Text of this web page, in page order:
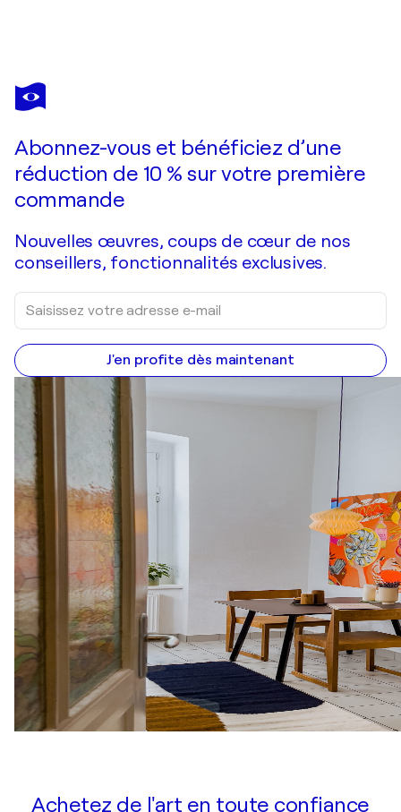
ANASTASSIA
SKOPP
Je passe commande
Abonnez-vous et bénéficiez d’une
réduction de 10 % sur votre première
commande
Nouvelles œuvres, coups de cœur de nos
conseillers, fonctionnalités exclusives.
J'en profite dès maintenant
Achetez de l'art en toute confiance